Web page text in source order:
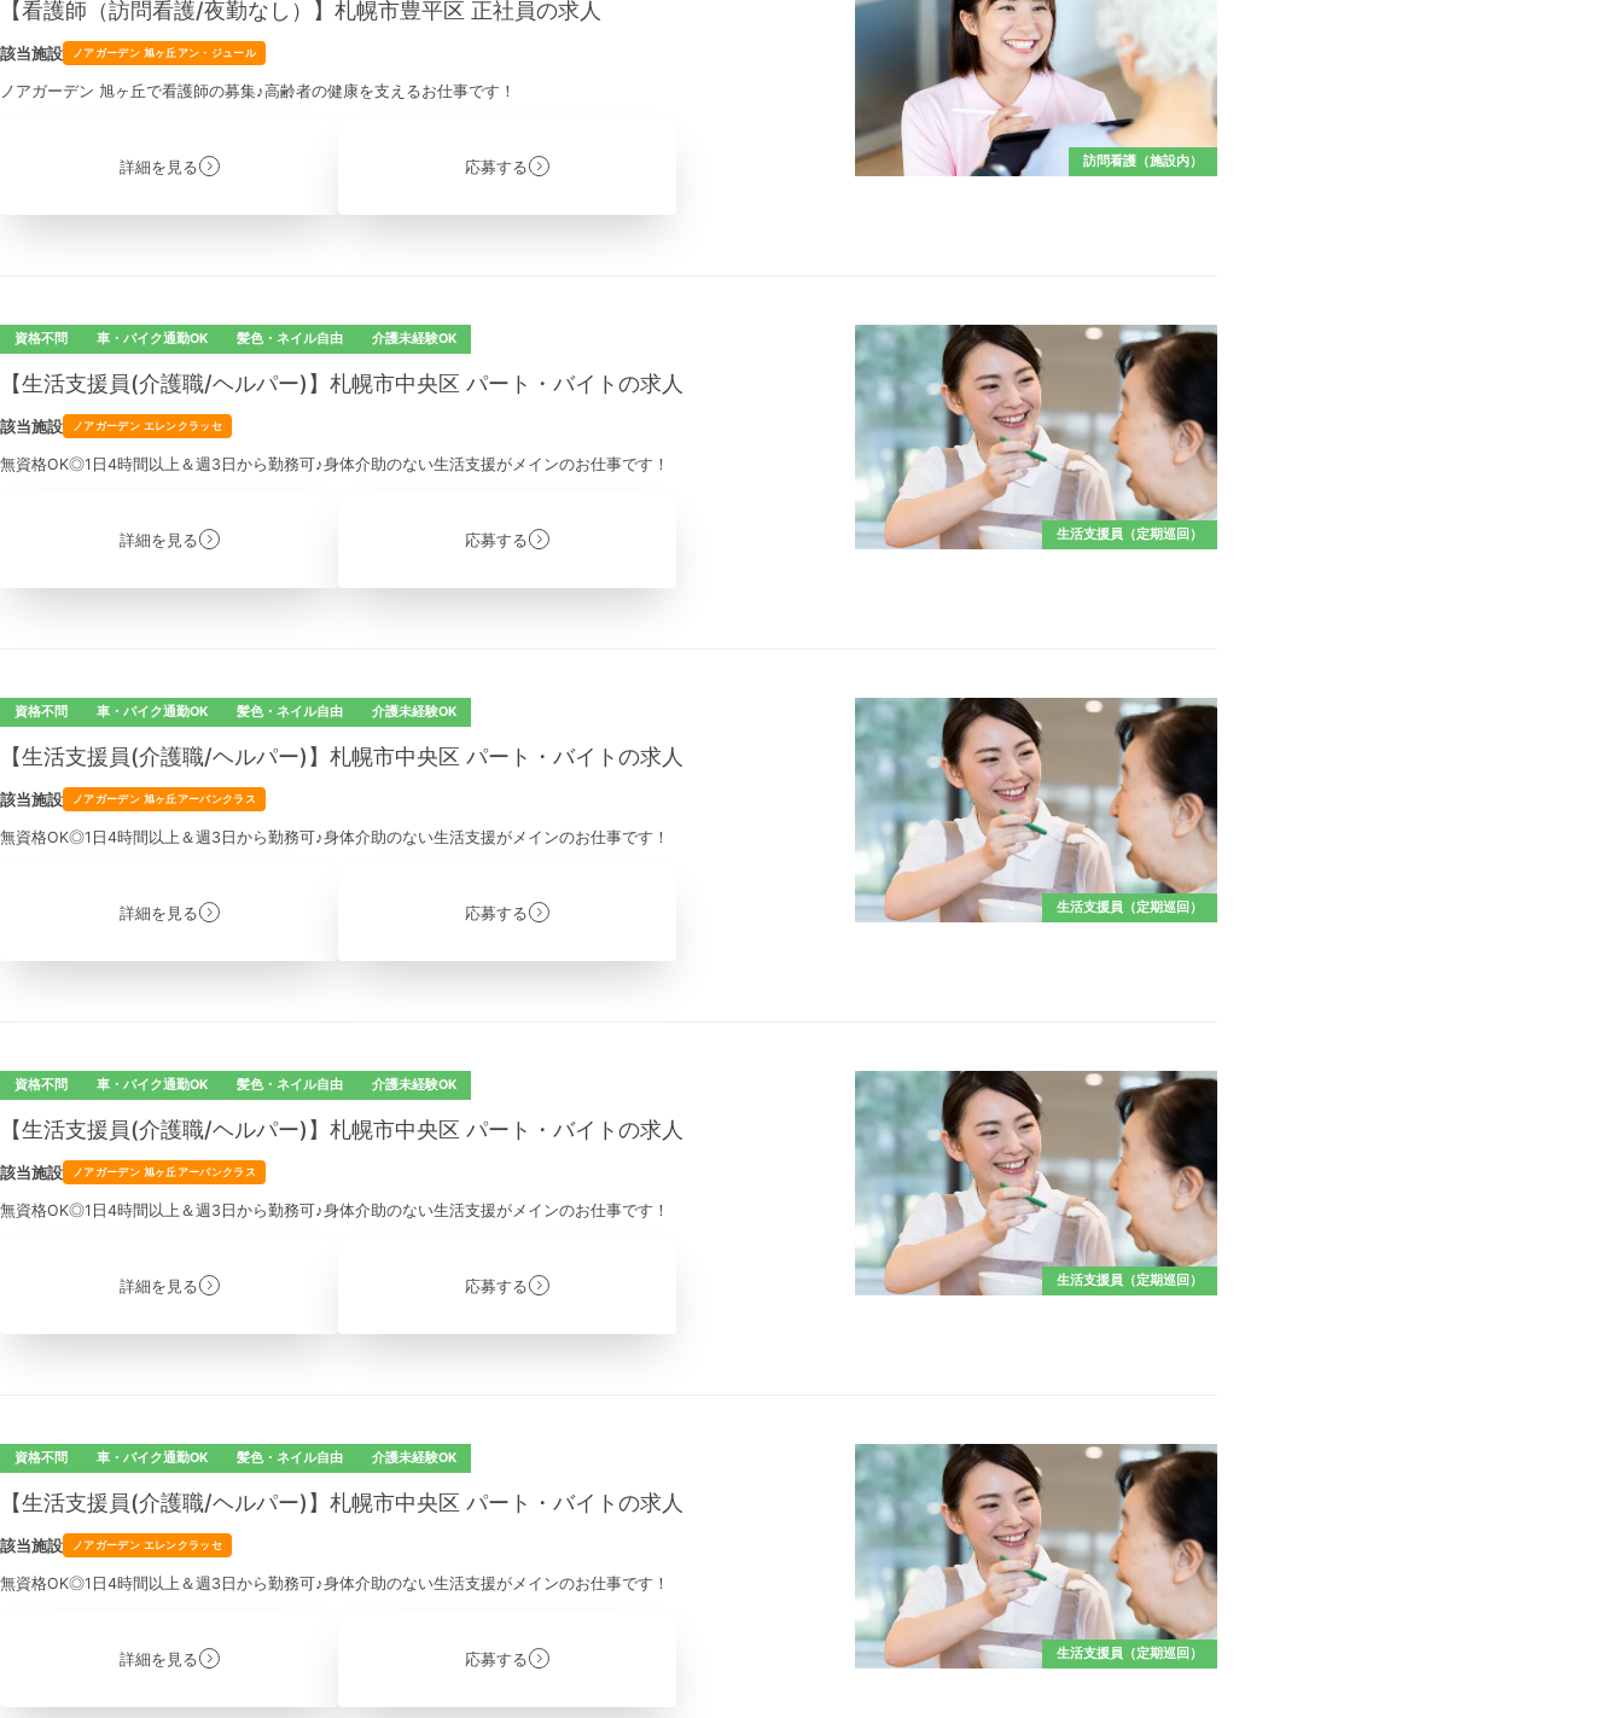
【看護師（訪問看護/夜勤なし）】札幌市豊平区 正社員の求人
該当施設 ノアガーデン 旭ヶ丘アン・ジュール
ノアガーデン 旭ヶ丘で看護師の募集♪高齢者の健康を支えるお仕事です！
詳細を見る 応募する 訪問看護（施設内）
資格不問 車・バイク通勤OK 髪色・ネイル自由 介護未経験OK
【生活支援員(介護職/ヘルパー)】札幌市中央区 パート・バイトの求人
該当施設 ノアガーデン エレンクラッセ
無資格OK◎1日4時間以上＆週3日から勤務可♪身体介助のない生活支援がメインのお仕事です！
詳細を見る 応募する 生活支援員（定期巡回）
資格不問 車・バイク通勤OK 髪色・ネイル自由 介護未経験OK
【生活支援員(介護職/ヘルパー)】札幌市中央区 パート・バイトの求人
該当施設 ノアガーデン 旭ヶ丘アーバンクラス
無資格OK◎1日4時間以上＆週3日から勤務可♪身体介助のない生活支援がメインのお仕事です！
詳細を見る 応募する 生活支援員（定期巡回）
資格不問 車・バイク通勤OK 髪色・ネイル自由 介護未経験OK
【生活支援員(介護職/ヘルパー)】札幌市中央区 パート・バイトの求人
該当施設 ノアガーデン 旭ヶ丘アーバンクラス
無資格OK◎1日4時間以上＆週3日から勤務可♪身体介助のない生活支援がメインのお仕事です！
詳細を見る 応募する 生活支援員（定期巡回）
資格不問 車・バイク通勤OK 髪色・ネイル自由 介護未経験OK
【生活支援員(介護職/ヘルパー)】札幌市中央区 パート・バイトの求人
該当施設 ノアガーデン エレンクラッセ
無資格OK◎1日4時間以上＆週3日から勤務可♪身体介助のない生活支援がメインのお仕事です！
詳細を見る 応募する 生活支援員（定期巡回）